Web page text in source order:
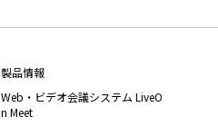
製品情報
Web・ビデオ会議システム LiveO
n Meet